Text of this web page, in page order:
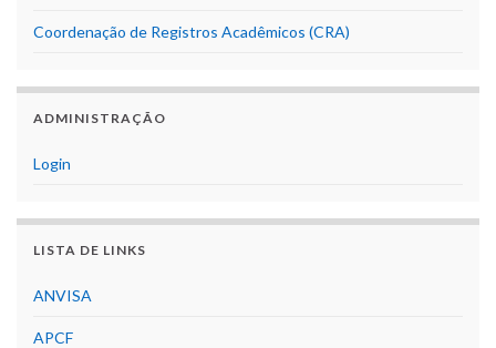
Coordenação de Registros Acadêmicos (CRA)
ADMINISTRAÇÃO
Login
LISTA DE LINKS
ANVISA
APCF